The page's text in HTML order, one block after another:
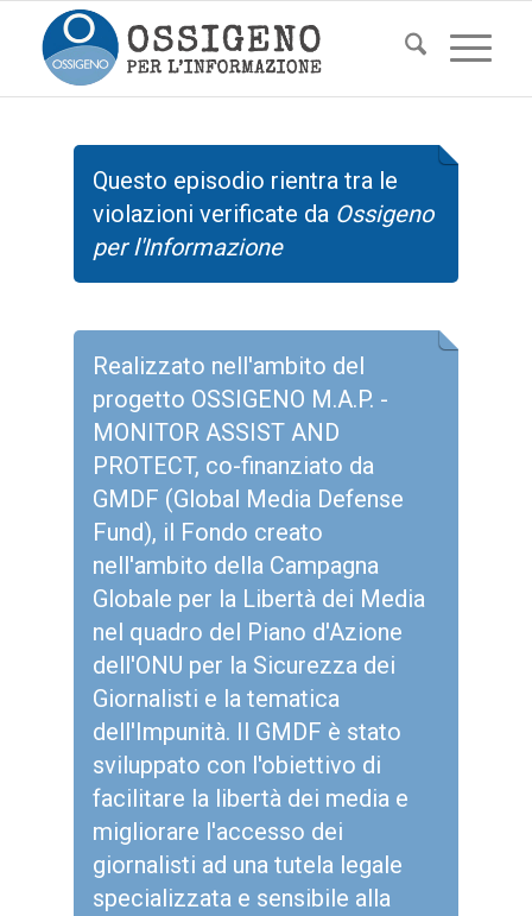
Questo episodio rientra tra le
violazioni verificate da Ossigeno
per l'Informazione
Realizzato nell'ambito del
progetto OSSIGENO M.A.P. -
MONITOR ASSIST AND
PROTECT, co-finanziato da
GMDF (Global Media Defense
Fund), il Fondo creato
nell'ambito della Campagna
Globale per la Libertà dei Media
nel quadro del Piano d'Azione
dell'ONU per la Sicurezza dei
Giornalisti e la tematica
dell'Impunità. Il GMDF è stato
sviluppato con l'obiettivo di
facilitare la libertà dei media e
migliorare l'accesso dei
giornalisti ad una tutela legale
specializzata e sensibile alla